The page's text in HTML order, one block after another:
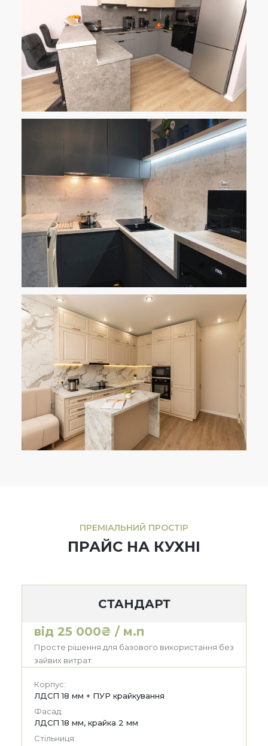
ПРЕМІАЛЬНИЙ ПРОСТІР
ПРАЙС НА КУХНІ
СТАНДАРТ
від 25 000₴ / м.п
Просте рішення для базового використання без
зайвих витрат.
Корпус:
ЛДСП 18 мм + ПУР крайкування
Фасад:
ЛДСП 18 мм, крайка 2 мм
Стільниця: